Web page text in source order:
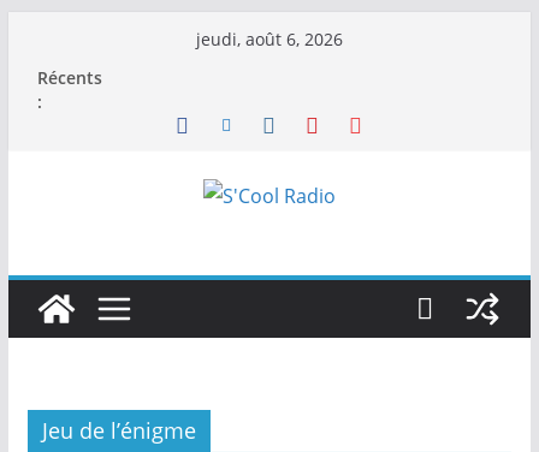
contenu
jeudi, août 6, 2026
Récents
:
Jeu de l’énigme